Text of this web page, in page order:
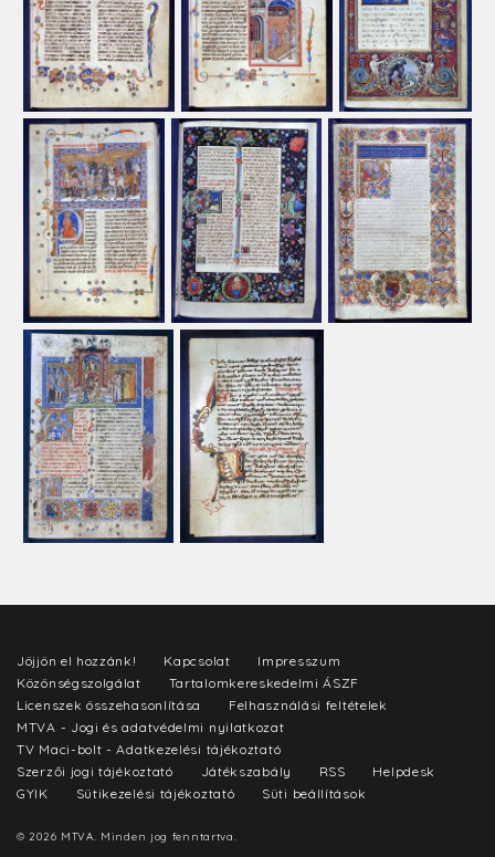
Jöjjön el hozzánk! Kapcsolat
Impresszum
Közönségszolgálat
Tartalomkereskedelmi ÁSZF
Licenszek összehasonlítása
Felhasználási feltételek
MTVA - Jogi és adatvédelmi nyilatkozat
TV Maci-bolt - Adatkezelési tájékoztató
Szerzői jogi tájékoztató
Játékszabály RSS
Helpdesk
GYIK
Sütikezelési tájékoztató Süti beállítások
© 2026 MTVA. Minden jog fenntartva.